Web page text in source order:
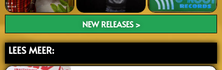
NEW RELEASES >
LEES MEER: